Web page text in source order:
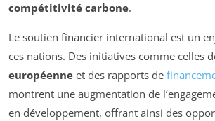
compétitivité carbone.
Le soutien financier international est un
ces nations. Des initiatives comme celles
européenne et des rapports de
montrent une augmentation de
en développement, offrant ainsi des